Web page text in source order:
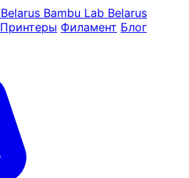
Bambu Lab Belarus
Принтеры Филамент Блог